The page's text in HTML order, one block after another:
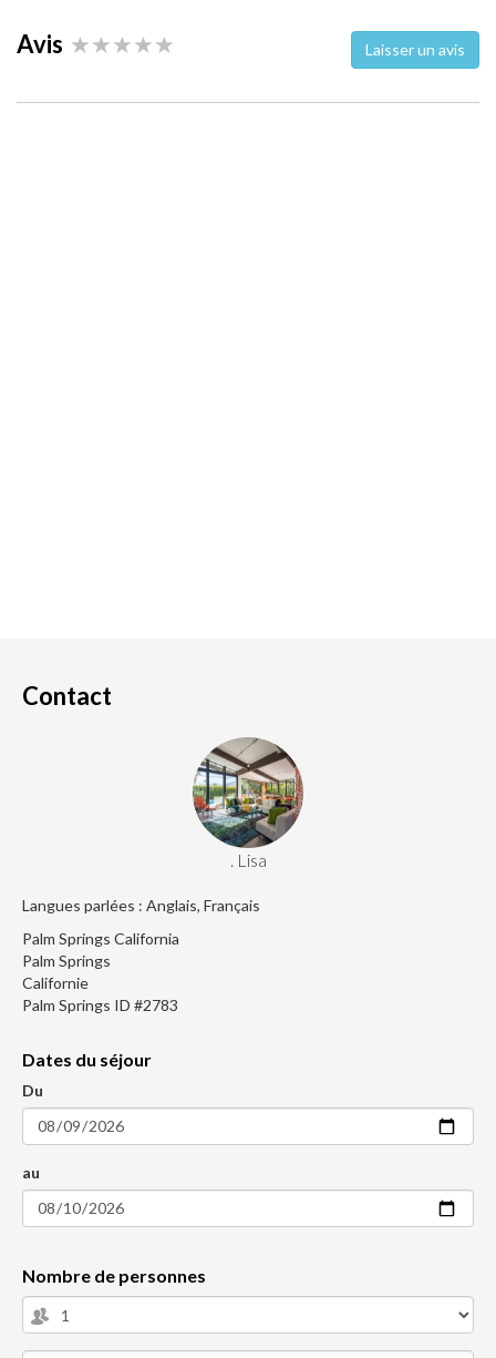
Avis Laisser un avis
Contact
. Lisa
Langues parlées : Anglais, Français
Palm Springs California
Palm Springs
Californie
Palm Springs ID #2783
Dates du séjour
Du
au
Nombre de personnes